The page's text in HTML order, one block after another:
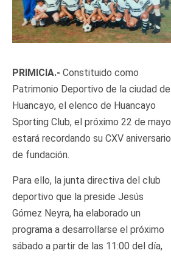
PRIMICIA.- Constituido como
Patrimonio Deportivo de la ciudad de
Huancayo, el elenco de Huancayo
Sporting Club, el próximo 22 de mayo
estará recordando su CXV aniversario
de fundación.
Para ello, la junta directiva del club
deportivo que la preside Jesús
Gómez Neyra, ha elaborado un
programa a desarrollarse el próximo
sábado a partir de las 11:00 del día,